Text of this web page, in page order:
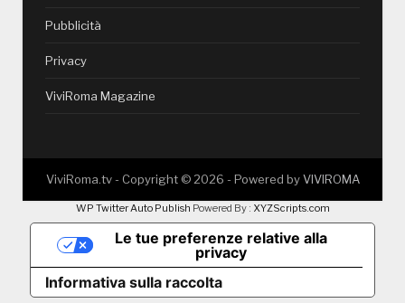
Pubblicità
Privacy
ViviRoma Magazine
ViviRoma.tv - Copyright © 2026 - Powered byVIVIROMA
WP Twitter Auto Publish Powered By : XYZScripts.com
Informativa sulla raccolta
Le tue preferenze relative alla
privacy